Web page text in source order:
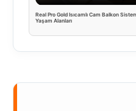
Real Pro Gold Isıcamlı Cam Balkon
Yaşam Alanları